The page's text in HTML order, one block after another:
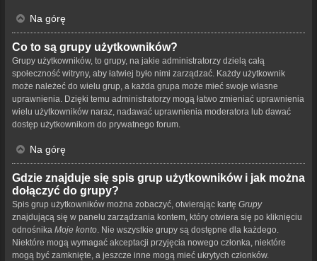
Na górę
Co to są grupy użytkowników?
Grupy użytkowników, to grupy, na jakie administratorzy dzielą całą
społeczność witryny, aby łatwiej było nimi zarządzać. Każdy użytkownik
może należeć do wielu grup, a każda grupa może mieć swoje własne
uprawnienia. Dzięki temu administratorzy mogą łatwo zmieniać uprawnienia
wielu użytkowników naraz, nadawać uprawnienia moderatora lub dawać
dostęp użytkownikom do prywatnego forum.
Na górę
Gdzie znajduje się spis grup użytkowników i jak można
dołączyć do grupy?
Spis grup użytkowników można zobaczyć, otwierając kartę Grupy
znajdującą się w panelu zarządzania kontem, który otwiera się po kliknięciu
odnośnika Moje konto . Nie wszystkie grupy są dostępne dla każdego.
Niektóre mogą wymagać akceptacji przyjęcia nowego członka, niektóre
mogą być zamknięte, a jeszcze inne mogą mieć ukrytych członków.